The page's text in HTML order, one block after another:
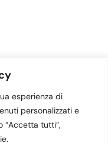
esperienza di
personalizzati e
“Accetta tutti”,
(CS) - 87032